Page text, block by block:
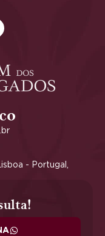
- Portugal,